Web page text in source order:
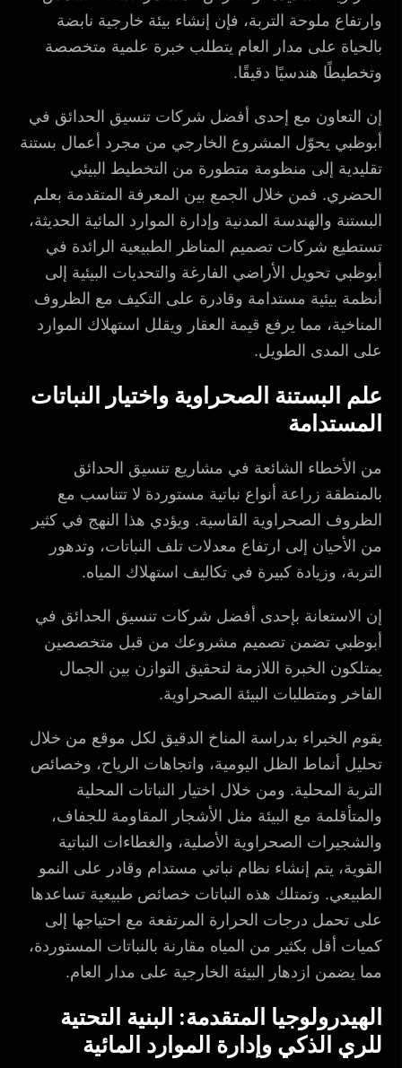
وارتفاع ملوحة التربة، فإن إنشاء بيئة خارجية نابضة
بالحياة على مدار العام يتطلب خبرة علمية متخصصة
وتخطيطًا هندسيًا دقيقًا.
إن التعاون مع إحدى أفضل شركات تنسيق الحدائق في
أبوظبي يحوّل المشروع الخارجي من مجرد أعمال بستنة
تقليدية إلى منظومة متطورة من التخطيط البيئي
الحضري. فمن خلال الجمع بين المعرفة المتقدمة بعلم
البستنة والهندسة المدنية وإدارة الموارد المائية الحديثة،
تستطيع شركات تصميم المناظر الطبيعية الرائدة في
أبوظبي تحويل الأراضي الفارغة والتحديات البيئية إلى
أنظمة بيئية مستدامة وقادرة على التكيف مع الظروف
المناخية، مما يرفع قيمة العقار ويقلل استهلاك الموارد
على المدى الطويل.
علم البستنة الصحراوية واختيار النباتات
المستدامة
من الأخطاء الشائعة في مشاريع تنسيق الحدائق
بالمنطقة زراعة أنواع نباتية مستوردة لا تتناسب مع
الظروف الصحراوية القاسية. ويؤدي هذا النهج في كثير
من الأحيان إلى ارتفاع معدلات تلف النباتات، وتدهور
التربة، وزيادة كبيرة في تكاليف استهلاك المياه.
إن الاستعانة بإحدى أفضل شركات تنسيق الحدائق في
أبوظبي تضمن تصميم مشروعك من قبل متخصصين
يمتلكون الخبرة اللازمة لتحقيق التوازن بين الجمال
الفاخر ومتطلبات البيئة الصحراوية.
يقوم الخبراء بدراسة المناخ الدقيق لكل موقع من خلال
تحليل أنماط الظل اليومية، واتجاهات الرياح، وخصائص
التربة المحلية. ومن خلال اختيار النباتات المحلية
والمتأقلمة مع البيئة مثل الأشجار المقاومة للجفاف،
والشجيرات الصحراوية الأصلية، والغطاءات النباتية
القوية، يتم إنشاء نظام نباتي مستدام وقادر على النمو
الطبيعي. وتمتلك هذه النباتات خصائص طبيعية تساعدها
على تحمل درجات الحرارة المرتفعة مع احتياجها إلى
كميات أقل بكثير من المياه مقارنة بالنباتات المستوردة،
مما يضمن ازدهار البيئة الخارجية على مدار العام.
الهيدرولوجيا المتقدمة: البنية التحتية
للري الذكي وإدارة الموارد المائية